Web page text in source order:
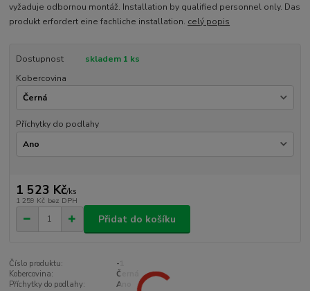
vyžaduje odbornou montáž. Installation by qualified personnel only. Das
produkt erfordert eine fachliche installation. celý popis
Dostupnost
skladem 1 ks
Kobercovina
Příchytky do podlahy
1 523 Kč/ks
1 259 Kč bez DPH
Přidat do košíku
Číslo produktu:
-1
Kobercovina:
Černá
Příchytky do podlahy:
Ano